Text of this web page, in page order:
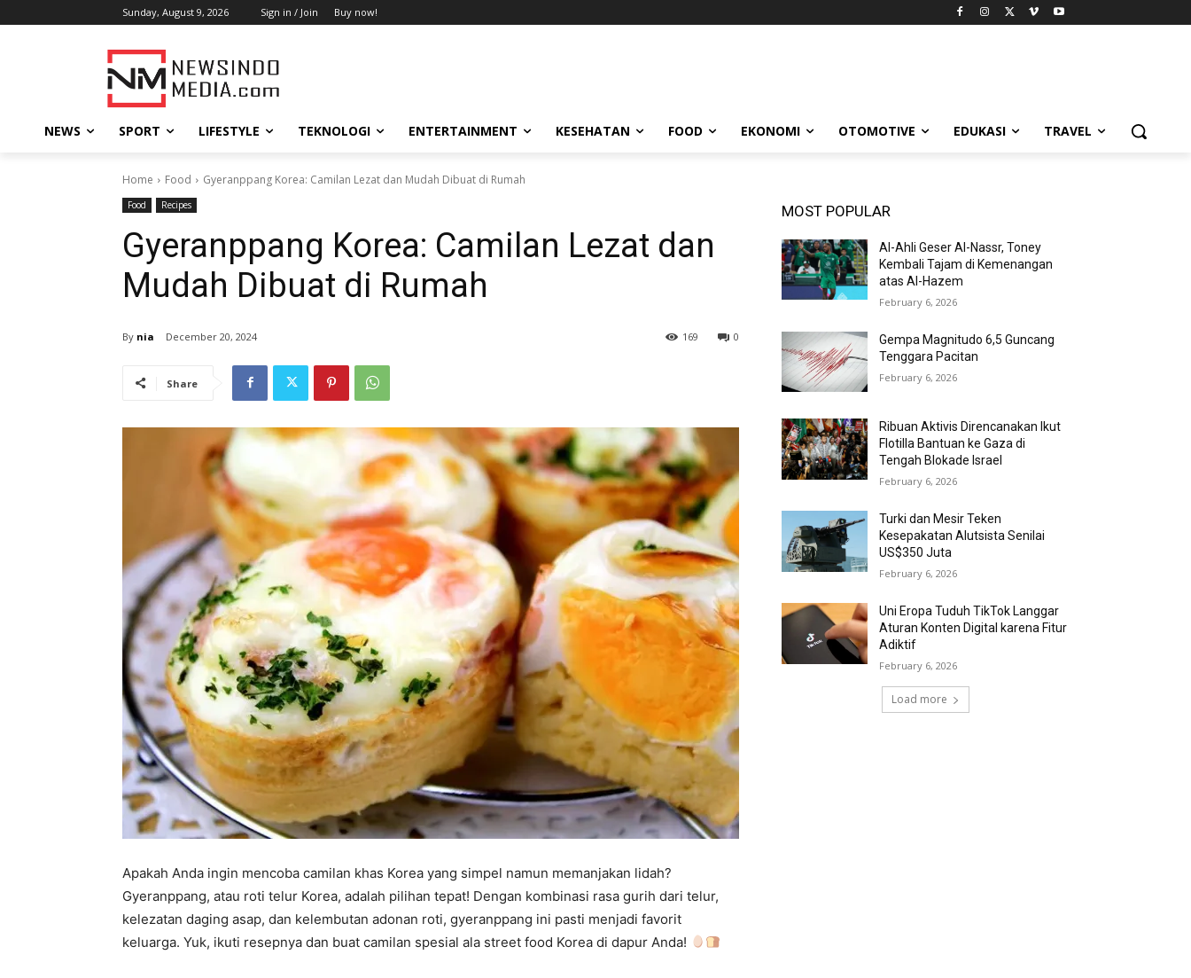
Sunday, August 9, 2026 Sign in / Join Buy now!
NEWS SPORT LIFESTYLE TEKNOLOGI ENTERTAINMENT KESEHATAN FOOD EKONOMI OTOMOTIVE EDUKASI TRAVEL
Home Food Gyeranppang Korea: Camilan Lezat dan Mudah Dibuat di Rumah
Food Recipes
Gyeranppang Korea: Camilan Lezat dan
Mudah Dibuat di Rumah
By nia December 20, 2024 0
169
Share
Apakah Anda ingin mencoba camilan khas Korea yang simpel namun memanjakan lidah?
Gyeranppang, atau roti telur Korea, adalah pilihan tepat! Dengan kombinasi rasa gurih dari telur,
kelezatan daging asap, dan kelembutan adonan roti, gyeranppang ini pasti menjadi favorit
keluarga. Yuk, ikuti resepnya dan buat camilan spesial ala street food Korea di dapur Anda!
MOST POPULAR
Al-Ahli Geser Al-Nassr, Toney
Kembali Tajam di Kemenangan
atas Al-Hazem
February 6, 2026
Gempa Magnitudo 6,5 Guncang
Tenggara Pacitan
February 6, 2026
Ribuan Aktivis Direncanakan Ikut
Flotilla Bantuan ke Gaza di
Tengah Blokade Israel
February 6, 2026
Turki dan Mesir Teken
Kesepakatan Alutsista Senilai
US$350 Juta
February 6, 2026
Uni Eropa Tuduh TikTok Langgar
Aturan Konten Digital karena Fitur
Adiktif
February 6, 2026
Load more